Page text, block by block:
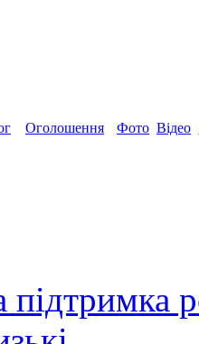
Оголошення Фото Відео
підтримка